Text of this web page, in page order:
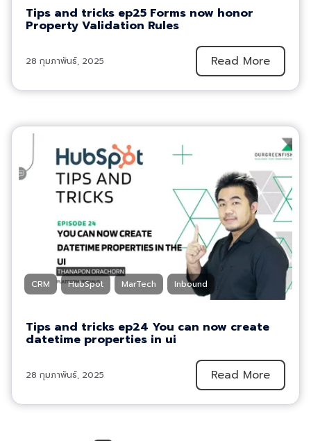
Tips and tricks ep25 Forms now honor
Property Validation Rules
28 กุมภาพันธ์, 2025 Read More
CRM HubSpot MarTech Inbound
Tips and tricks ep24 You can now create
datetime properties in ui
28 กุมภาพันธ์, 2025 Read More